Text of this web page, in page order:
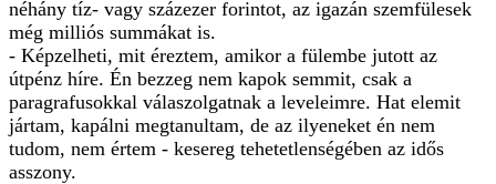
néhány tíz- vagy százezer forintot, az igazán szemfülesek
még milliós summákat is.
- Képzelheti, mit éreztem, amikor a fülembe jutott az
útpénz híre. Én bezzeg nem kapok semmit, csak a
paragrafusokkal válaszolgatnak a leveleimre. Hat elemit
jártam, kapálni megtanultam, de az ilyeneket én nem
tudom, nem értem - kesereg tehetetlenségében az idős
asszony.